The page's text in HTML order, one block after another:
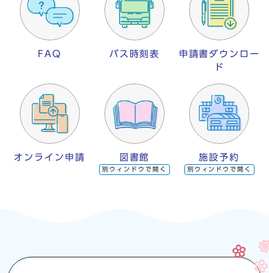
FAQ バス時刻表
申請書ダウンロー
ド
オンライン申請 図書館
別ウィンドウで開く
施設予約
別ウィンドウで開く